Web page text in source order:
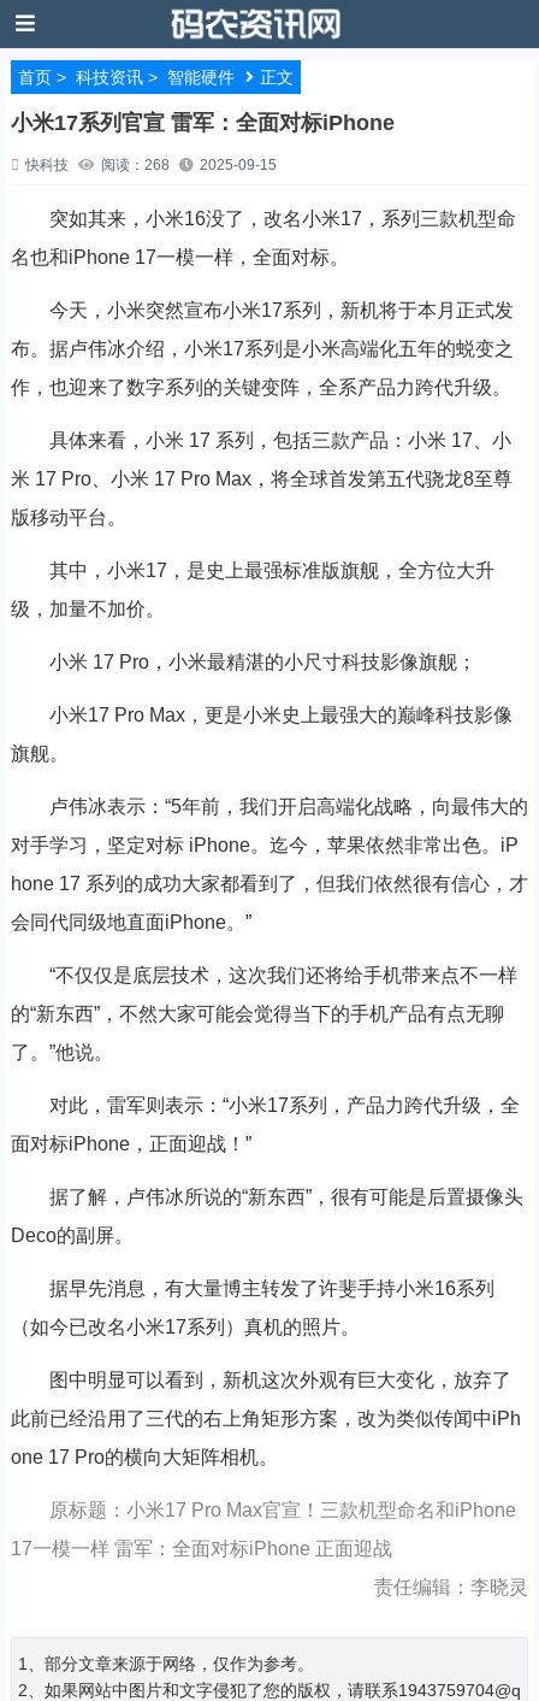
首页> 科技资讯> 智能硬件 正文
小米17系列官宣 雷军：全面对标iPhone
快科技 阅读：268 2025-09-15
突如其来，小米16没了，改名小米17，系列三款机型命
名也和iPhone 17一模一样，全面对标。
今天，小米突然宣布小米17系列，新机将于本月正式发
布。据卢伟冰介绍，小米17系列是小米高端化五年的蜕变之
作，也迎来了数字系列的关键变阵，全系产品力跨代升级。
具体来看，小米 17 系列，包括三款产品：小米 17、小
米 17 Pro、小米 17 Pro Max，将全球首发第五代骁龙8至尊
版移动平台。
其中，小米17，是史上最强标准版旗舰，全方位大升
级，加量不加价。
小米 17 Pro，小米最精湛的小尺寸科技影像旗舰；
小米17 Pro Max，更是小米史上最强大的巅峰科技影像
旗舰。
卢伟冰表示：“5年前，我们开启高端化战略，向最伟大的
对手学习，坚定对标 iPhone。迄今，苹果依然非常出色。iP
hone 17 系列的成功大家都看到了，但我们依然很有信心，才
会同代同级地直面iPhone。”
“不仅仅是底层技术，这次我们还将给手机带来点不一样
的“新东西”，不然大家可能会觉得当下的手机产品有点无聊
了。”他说。
对此，雷军则表示：“小米17系列，产品力跨代升级，全
面对标iPhone，正面迎战！”
据了解，卢伟冰所说的“新东西”，很有可能是后置摄像头
Deco的副屏。
据早先消息，有大量博主转发了许斐手持小米16系列
（如今已改名小米17系列）真机的照片。
图中明显可以看到，新机这次外观有巨大变化，放弃了
此前已经沿用了三代的右上角矩形方案，改为类似传闻中iPh
one 17 Pro的横向大矩阵相机。
原标题：小米17 Pro Max官宣！三款机型命名和iPhone
17一模一样 雷军：全面对标iPhone 正面迎战
责任编辑：李晓灵
1、部分文章来源于网络，仅作为参考。
2、如果网站中图片和文字侵犯了您的版权，请联系1943759704@q